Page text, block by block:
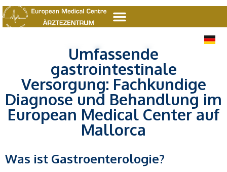
Umfassende
gastrointestinale
Versorgung: Fachkundige
Diagnose und Behandlung im
European Medical Center auf
Mallorca
Was ist Gastroenterologie?